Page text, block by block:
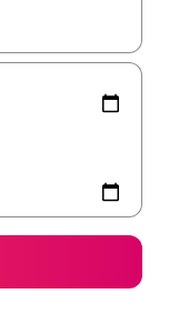
flèches vers le